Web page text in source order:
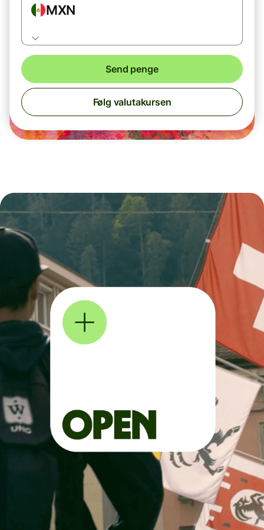
MXN
Send penge
Følg valutakursen